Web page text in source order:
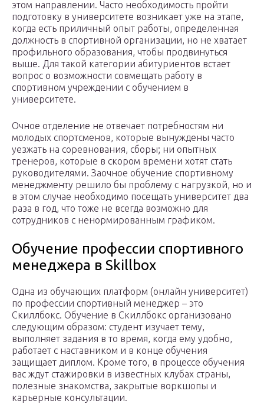
этом направлении. Часто необходимость пройти
подготовку в университете возникает уже на этапе,
когда есть приличный опыт работы, определенная
должность в спортивной организации, но не хватает
профильного образования, чтобы продвинуться
выше. Для такой категории абитуриентов встает
вопрос о возможности совмещать работу в
спортивном учреждении с обучением в
университете.
Очное отделение не отвечает потребностям ни
молодых спортсменов, которые вынуждены часто
уезжать на соревнования, сборы; ни опытных
тренеров, которые в скором времени хотят стать
руководителями. Заочное обучение спортивному
менеджменту решило бы проблему с нагрузкой, но и
в этом случае необходимо посещать университет два
раза в год, что тоже не всегда возможно для
сотрудников с ненормированным графиком.
Обучение профессии спортивного
менеджера в Skillbox
Одна из обучающих платформ (онлайн университет)
по профессии спортивный менеджер – это
Скиллбокс. Обучение в Скиллбокс организовано
следующим образом: студент изучает тему,
выполняет задания в то время, когда ему удобно,
работает с наставником и в конце обучения
защищает диплом. Кроме того, в процессе обучения
вас ждут стажировки в известных клубах страны,
полезные знакомства, закрытые воркшопы и
карьерные консультации.